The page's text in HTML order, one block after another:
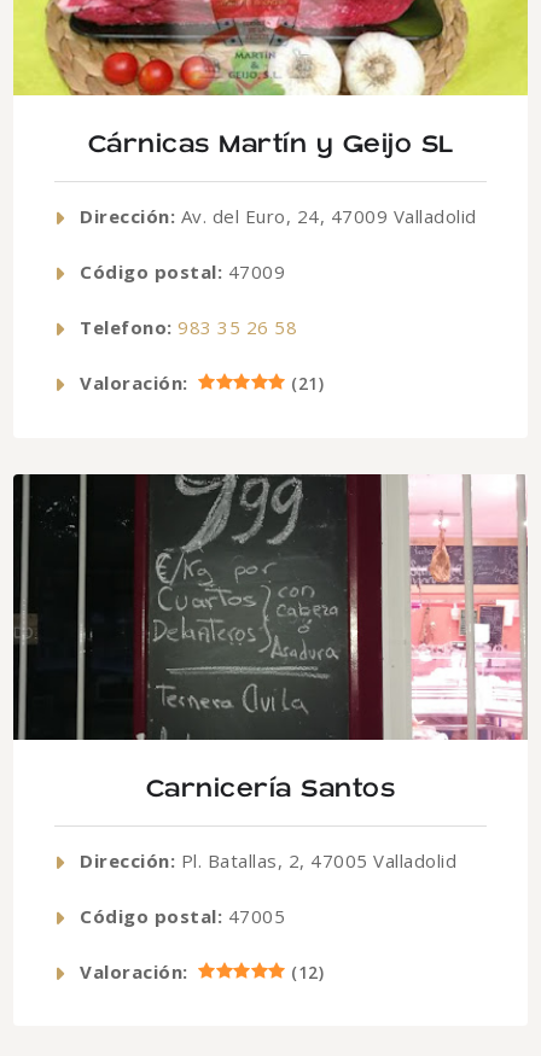
Cárnicas Martín y Geijo SL
Dirección: Av. del Euro, 24, 47009 Valladolid
Código postal: 47009
Telefono: 983 35 26 58
Valoración: (21)
Carnicería Santos
Dirección: Pl. Batallas, 2, 47005 Valladolid
Código postal: 47005
Valoración: (12)